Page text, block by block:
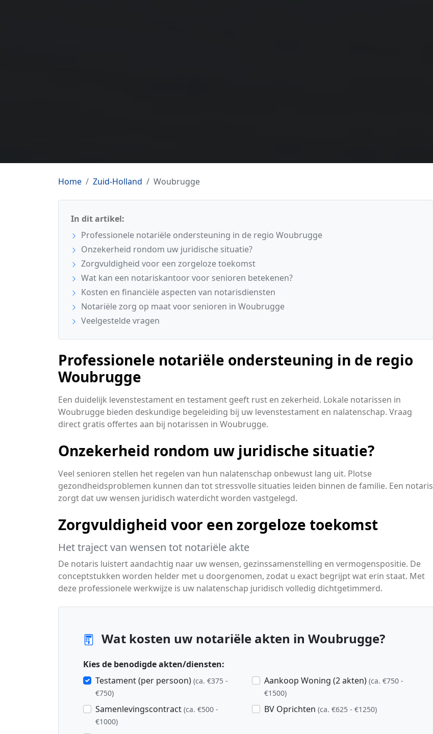
Home Zuid-Holland Woubrugge
In dit artikel:
Professionele notariële ondersteuning in de regio Woubrugge
Onzekerheid rondom uw juridische situatie?
Zorgvuldigheid voor een zorgeloze toekomst
Wat kan een notariskantoor voor senioren betekenen?
Kosten en financiële aspecten van notarisdiensten
Notariële zorg op maat voor senioren in Woubrugge
Veelgestelde vragen
Professionele notariële ondersteuning in de regio
Woubrugge
Een duidelijk levenstestament en testament geeft rust en zekerheid. Lokale notarissen in
Woubrugge bieden deskundige begeleiding bij uw levenstestament en nalatenschap. Vraag
direct gratis offertes aan bij notarissen in Woubrugge.
Onzekerheid rondom uw juridische situatie?
Veel senioren stellen het regelen van hun nalatenschap onbewust lang uit. Plotse
gezondheidsproblemen kunnen dan tot stressvolle situaties leiden binnen de familie. Een notaris
zorgt dat uw wensen juridisch waterdicht worden vastgelegd.
Zorgvuldigheid voor een zorgeloze toekomst
Het traject van wensen tot notariële akte
De notaris luistert aandachtig naar uw wensen, gezinssamenstelling en vermogenspositie. De
conceptstukken worden helder met u doorgenomen, zodat u exact begrijpt wat erin staat. Met
deze professionele werkwijze is uw nalatenschap juridisch volledig dichtgetimmerd.
Wat kosten uw notariële akten in Woubrugge?
Kies de benodigde akten/diensten:
Testament (per persoon) (ca. €375 -
€750)
Samenlevingscontract (ca. €500 -
€1000)
Aankoop Woning (2 akten) (ca. €750 -
€1500)
BV Oprichten (ca. €625 - €1250)